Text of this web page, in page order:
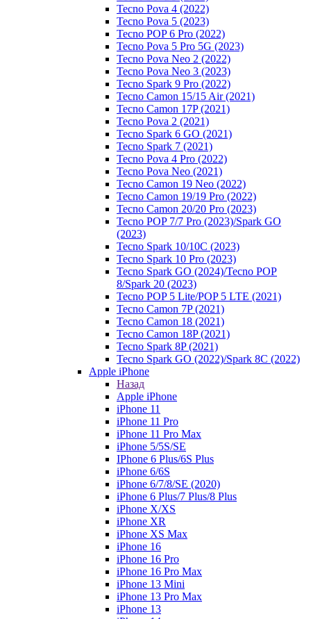
Tecno Pova 4 (2022)
Tecno Pova 5 (2023)
Tecno POP 6 Pro (2022)
Tecno Pova 5 Pro 5G (2023)
Tecno Pova Neo 2 (2022)
Tecno Pova Neo 3 (2023)
Tecno Spark 9 Pro (2022)
Tecno Camon 15/15 Air (2021)
Tecno Camon 17P (2021)
Tecno Pova 2 (2021)
Tecno Spark 6 GO (2021)
Tecno Spark 7 (2021)
Tecno Pova 4 Pro (2022)
Tecno Pova Neo (2021)
Tecno Camon 19 Neo (2022)
Tecno Camon 19/19 Pro (2022)
Tecno Camon 20/20 Pro (2023)
Tecno POP 7/7 Pro (2023)/Spark GO
(2023)
Tecno Spark 10/10C (2023)
Tecno Spark 10 Pro (2023)
Tecno Spark GO (2024)/Tecno POP
8/Spark 20 (2023)
Tecno POP 5 Lite/POP 5 LTE (2021)
Tecno Camon 7P (2021)
Tecno Camon 18 (2021)
Tecno Camon 18P (2021)
Tecno Spark 8P (2021)
Tecno Spark GO (2022)/Spark 8C (2022)
Apple iPhone
Назад
Apple iPhone
iPhone 11
iPhone 11 Pro
iPhone 11 Pro Max
iPhone 5/5S/SE
IPhone 6 Plus/6S Plus
iPhone 6/6S
iPhone 6/7/8/SE (2020)
iPhone 6 Plus/7 Plus/8 Plus
iPhone X/XS
iPhone XR
iPhone XS Max
iPhone 16
iPhone 16 Pro
iPhone 16 Pro Max
iPhone 13 Mini
iPhone 13 Pro Max
iPhone 13